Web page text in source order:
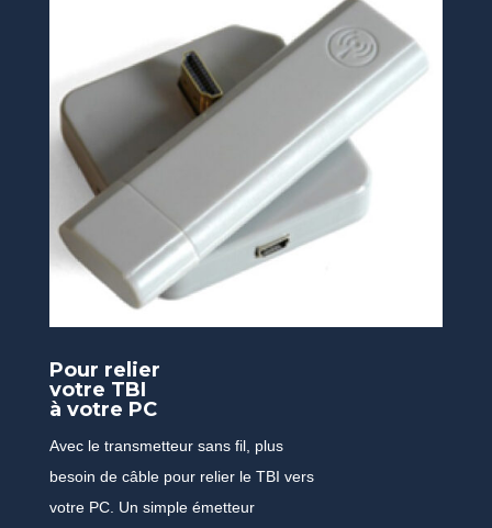
Pour relier
votre TBI
à votre PC
Avec le transmetteur sans fil, plus
besoin de câble pour relier le TBI vers
votre PC. Un simple émetteur